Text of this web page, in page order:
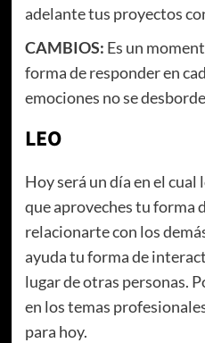
adelante tus proyectos
CAMBIOS: Es un
forma de responder en
emociones no se
LEO
Hoy será un día en el
que aproveches tu forma
relacionarte con los
ayuda tu forma de
lugar de otras personas.
en los temas
para hoy.